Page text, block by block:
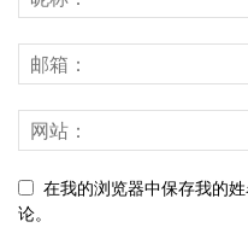
在我的浏览器中保存我的
论。